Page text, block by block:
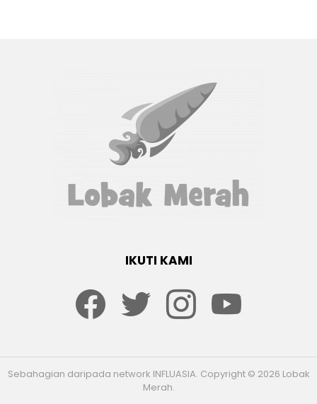
IKUTI KAMI
Sebahagian daripada network INFLUASIA. Copyright © 2026 Lobak
Merah.